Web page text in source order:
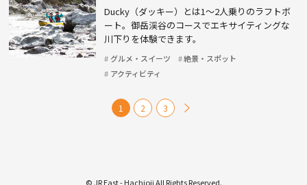
Ducky（ダッキー）とは1〜2人乗りのラフトボ
ート。御岳渓谷のコースでエキサイティングな
川下りを体験できます。
グルメ・スイーツ
絶景・スポット
アクティビティ
1 2 3
© JR East - Hachioji All Rights Reserved.